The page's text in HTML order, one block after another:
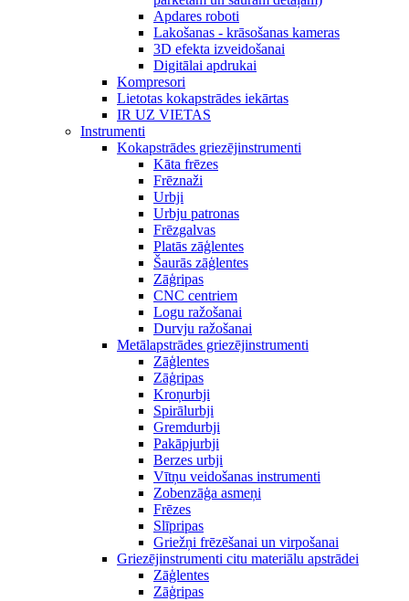
Apdares roboti
Lakošanas - krāsošanas kameras
3D efekta izveidošanai
Digitālai apdrukai
Kompresori
Lietotas kokapstrādes iekārtas
IR UZ VIETAS
Instrumenti
Kokapstrādes griezējinstrumenti
Kāta frēzes
Frēznaži
Urbji
Urbju patronas
Frēzgalvas
Platās zāģlentes
Šaurās zāģlentes
Zāģripas
CNC centriem
Logu ražošanai
Durvju ražošanai
Metālapstrādes griezējinstrumenti
Zāģlentes
Zāģripas
Kroņurbji
Spirālurbji
Gremdurbji
Pakāpjurbji
Berzes urbji
Vītņu veidošanas instrumenti
Zobenzāģa asmeņi
Frēzes
Slīpripas
Griežņi frēzēšanai un virpošanai
Griezējinstrumenti citu materiālu apstrādei
Zāģlentes
Zāģripas